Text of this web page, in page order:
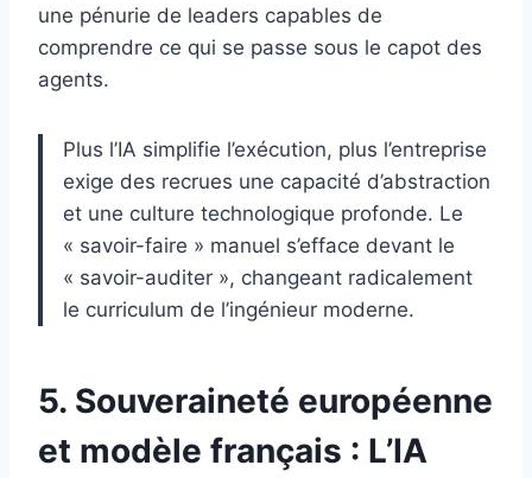
une pénurie de leaders capables de
comprendre ce qui se passe sous le capot des
agents.
Plus l’IA simplifie l’exécution, plus l’entreprise
exige des recrues une capacité d’abstraction
et une culture technologique profonde. Le
« savoir-faire » manuel s’efface devant le
« savoir-auditer », changeant radicalement
le curriculum de l’ingénieur moderne.
5. Souveraineté européenne
et modèle français : L’IA